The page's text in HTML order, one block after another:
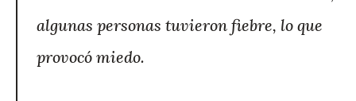
algunas personas tuvieron fiebre, lo que
provocó miedo.